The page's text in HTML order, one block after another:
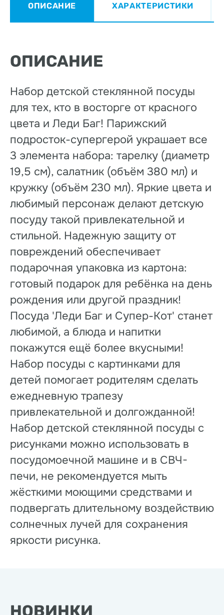
ОПИСАНИЕ ХАРАКТЕРИСТИКИ
ОПИСАНИЕ
Набор детской стеклянной посуды
для тех, кто в восторге от красного
цвета и Леди Баг! Парижский
подросток-супергерой украшает все
3 элемента набора: тарелку (диаметр
19,5 см), салатник (объём 380 мл) и
кружку (объём 230 мл). Яркие цвета и
любимый персонаж делают детскую
посуду такой привлекательной и
стильной. Надежную защиту от
повреждений обеспечивает
подарочная упаковка из картона:
готовый подарок для ребёнка на день
рождения или другой праздник!
Посуда 'Леди Баг и Супер-Кот' станет
любимой, а блюда и напитки
покажутся ещё более вкусными!
Набор посуды с картинками для
детей помогает родителям сделать
ежедневную трапезу
привлекательной и долгожданной!
Набор детской стеклянной посуды с
рисунками можно использовать в
посудомоечной машине и в СВЧ-
печи, не рекомендуется мыть
жёсткими моющими средствами и
подвергать длительному воздействию
солнечных лучей для сохранения
яркости рисунка.
НОВИНКИ